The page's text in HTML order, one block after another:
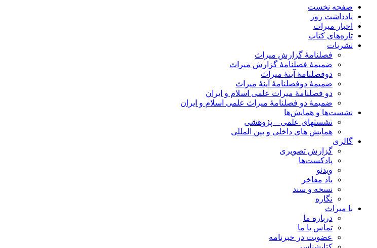
صفحه نخست
یادداشت روز
اخبار میراث
تازه‌های کتاب
نشریات
فصلنامۀ گزارش میراث
ضمیمۀ فصلنامۀ گزارش میراث
دوفصلنامۀ آینۀ میراث
ضمیمۀ دوفصلنامۀ آینۀ میراث
دو فصلنامۀ میراث علمی اسلام و ایران
ضمیمۀ دو فصلنامۀ میراث علمی اسلام و ایران
نشست‌ها و همایش‌ها
نشستهای علمی – پژوهشی
همایش های داخلی و بین المللی
گالری
گزارش تصویری
پادکست‌ها
ویدئو
یاد مفاخر
نسخه و سند
نگاره
با میراث
درباره ما
تماس با ما
عضویت در خبرنامه